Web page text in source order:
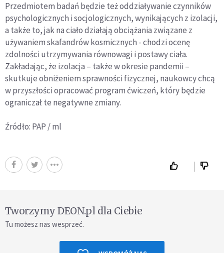
Przedmiotem badań będzie też oddziaływanie czynników
psychologicznych i socjologicznych, wynikających z izolacji,
a także to, jak na ciało działają obciążania związane z
używaniem skafandrów kosmicznych - chodzi ocenę
zdolności utrzymywania równowagi i postawy ciała.
Zakładając, że izolacja – także w okresie pandemii –
skutkuje obniżeniem sprawności fizycznej, naukowcy chcą
w przyszłości opracować program ćwiczeń, który będzie
ograniczał te negatywne zmiany.
Źródło: PAP / ml
Tworzymy DEON.pl dla Ciebie
Tu możesz nas wesprzeć.